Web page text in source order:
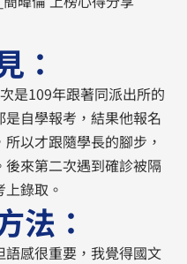
：
是109年跟著同派出所的
自學報考，結果他報名
以才跟隨學長的腳步，
來第二次遇到確診被隔
錄取。
法：
感很重要，我覺得國文